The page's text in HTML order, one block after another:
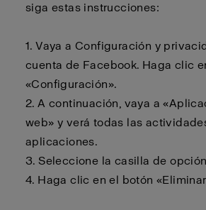
siga estas instrucciones:
1. Vaya a Configuración y
cuenta de Facebook. Haga clic
«Configuración».
2.A continuación, vaya a
web» y verá todas las
aplicaciones.
3. Seleccione la casilla de
4. Haga clic en el botón